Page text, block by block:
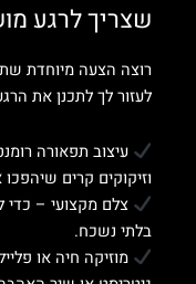
שצריך לרגע
רוצה הצעה מיוחדת
לעזור לך לתכנן את
עיצוב תפאורה
וזיקוקים קרים
צלם מקצועי – כדי
בלתי נשכח.
מוזיקה חיה או